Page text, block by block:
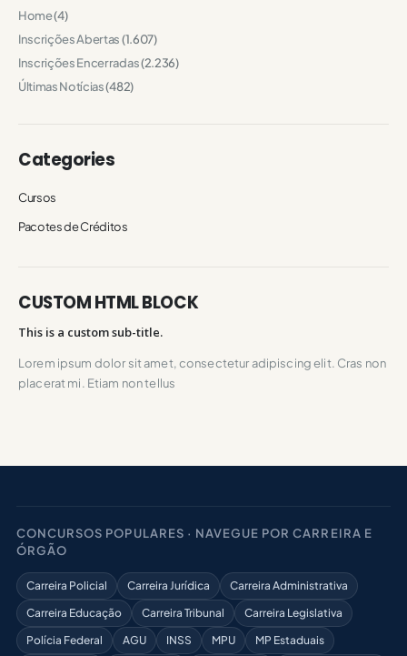
Home(4)
Inscrições Abertas(1.607)
Inscrições Encerradas(2.236)
Últimas Notícias(482)
Categories
Cursos
Pacotes de Créditos
CUSTOM HTML BLOCK
This is a custom sub-title.
Lorem ipsum dolor sit amet, consectetur adipiscing elit. Cras non
placerat mi. Etiam non tellus
CONCURSOS POPULARES · NAVEGUE POR CARREIRA E
ÓRGÃO
Carreira Policial Carreira Jurídica
Carreira Administrativa
Carreira Educação
Carreira Tribunal
Carreira Legislativa
Polícia Federal
AGU INSS MPU
MP Estaduais